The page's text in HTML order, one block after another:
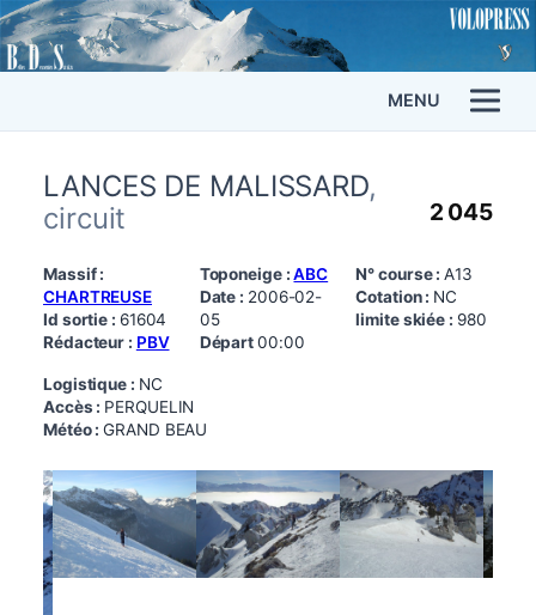
MENU
LANCES DE MALISSARD,
circuit
2 045
Massif :
CHARTREUSE
Id sortie : 61604
Rédacteur : PBV
Toponeige :ABC
Date : 2006-02-
05
Départ00:00
N° course :A13
Cotation : NC
limite skiée : 980
Logistique : NC
Accès : PERQUELIN
Météo :GRAND BEAU